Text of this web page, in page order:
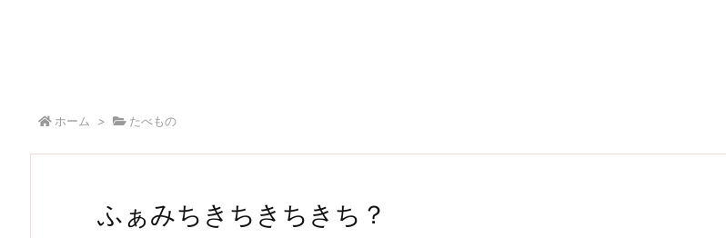
ホーム > たべもの
ふぁみちきちきちきち？